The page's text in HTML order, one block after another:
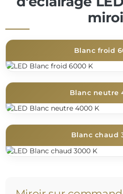
Blanc froid
Blanc neutre
Blanc chaud